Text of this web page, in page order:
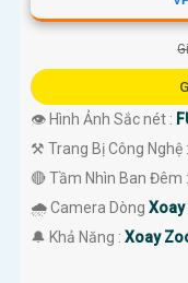
👁 Hình Ảnh Sắc nét :
⚒ Trang Bị Công Nghệ :
🔴 Tầm Nhìn Ban Đêm :
🌧️ Camera Dòng Xoay
️🔔 Khả Năng : Xoay